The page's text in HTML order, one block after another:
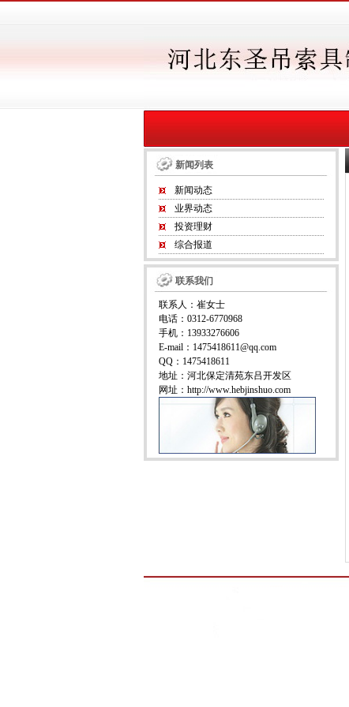
新闻列表
新闻动态
业界动态
投资理财
综合报道
联系我们
联系人：崔女士
电话：0312-6770968
手机：13933276606
E-mail：1475418611@qq.com
QQ：1475418611
地址：河北保定清苑东吕开发区
网址：http://www.hebjinshuo.com